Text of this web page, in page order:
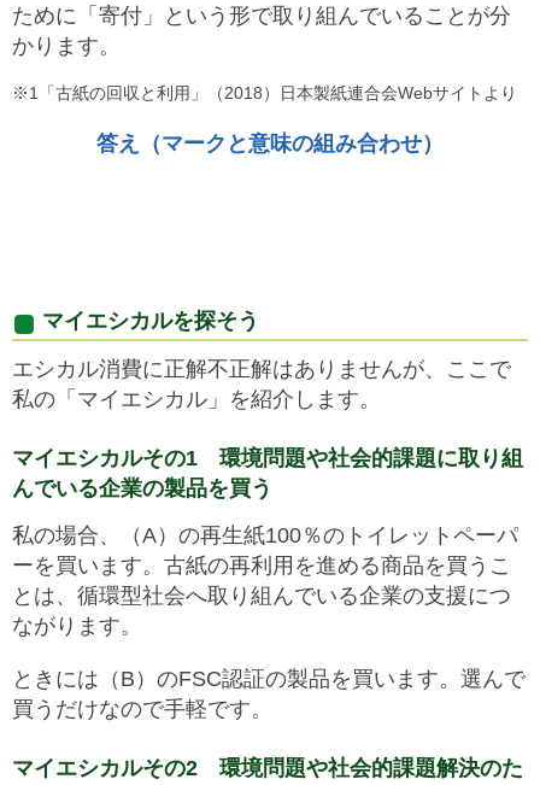
ために「寄付」という形で取り組んでいることが分
かります。
※1「古紙の回収と利用」（2018）日本製紙連合会Webサイトより
答え（マークと意味の組み合わせ）
マイエシカルを探そう
エシカル消費に正解不正解はありませんが、ここで
私の「マイエシカル」を紹介します。
マイエシカルその1 環境問題や社会的課題に取り組
んでいる企業の製品を買う
私の場合、（A）の再生紙100％のトイレットペーパ
ーを買います。古紙の再利用を進める商品を買うこ
とは、循環型社会へ取り組んでいる企業の支援につ
ながります。
ときには（B）のFSC認証の製品を買います。選んで
買うだけなので手軽です。
マイエシカルその2 環境問題や社会的課題解決のた